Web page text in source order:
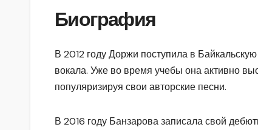
Биография
В 2012 году Доржи поступила в
вокала. Уже во время учебы она активно
популяризируя свои авторские песни.
В 2016 году Банзарова записала свой